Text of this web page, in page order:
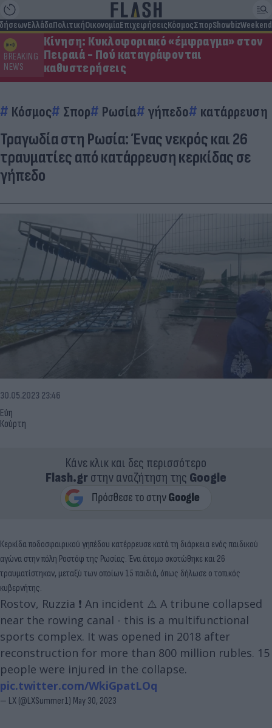
ΕλλάδαΠολιτικήΟικονομίαΕπιχειρήσειςΚόσμοςΣπορShowbizWeekend
BREAKING
NEWS
Κίνηση: Κυκλοφοριακό «έμφραγμα» στον
Πειραιά - Πού καταγράφονται
καθυστερήσεις
Κόσμος Σπορ Ρωσία γήπεδο κατάρρευση
Τραγωδία στη Ρωσία: Ένας νεκρός και 26
τραυματίες από κατάρρευση κερκίδας σε
γήπεδο
Εύη
Κούρτη
30.05.2023 23:46
Κάνε κλικ και δες περισσότερο
Flash.grστην αναζήτηση της Google
Κερκίδα ποδοσφαιρικού γηπέδου κατέρρευσε κατά τη διάρκεια ενός παιδικού
αγώνα στην πόλη Ροστόφ της Ρωσίας. Ένα άτομο σκοτώθηκε και 26
τραυματίστηκαν, μεταξύ των οποίων 15 παιδιά, όπως δήλωσε ο τοπικός
κυβερνήτης.
Rostov, Ruzzia ❗ An incident ⚠️ A tribune collapsed
near the rowing canal - this is a multifunctional
sports complex. It was opened in 2018 after
reconstruction for more than 800 million rubles. 15
people were injured in the collapse.
pic.twitter.com/WkiGpatLOq
— LX (@LXSummer1) May 30, 2023